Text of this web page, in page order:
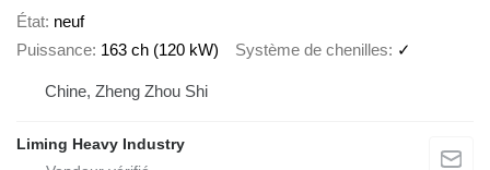
État neuf
Puissance 163 ch (120 kW) Système de chenilles ✓
Chine, Zheng Zhou Shi
Liming Heavy Industry